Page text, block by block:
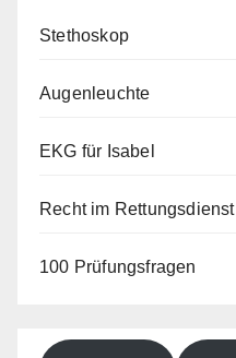
Stethoskop
Augenleuchte
EKG für Isabel
Recht im Rettungsdienst
100 Prüfungsfragen